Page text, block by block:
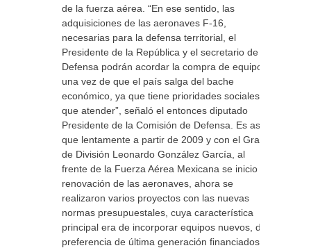
de la fuerza aérea. “En ese sentido, las
adquisiciones de las aeronaves F-16,
necesarias para la defensa territorial, el
Presidente de la República y el secretario de la
Defensa podrán acordar la compra de equipos,
una vez de que el país salga del bache
económico, ya que tiene prioridades sociales
que atender”, señaló el entonces diputado
Presidente de la Comisión de Defensa. Es así
que lentamente a partir de 2009 y con el Gral.
de División Leonardo González García, al
frente de la Fuerza Aérea Mexicana se inicio la
renovación de las aeronaves, ahora se
realizaron varios proyectos con las nuevas
normas presupuestales, cuya característica
principal era de incorporar equipos nuevos, de
preferencia de última generación financiados a